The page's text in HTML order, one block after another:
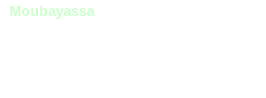
Moubayassa